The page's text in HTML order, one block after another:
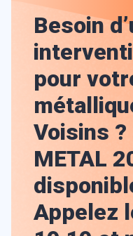
Besoin
pour
Voisins ?
METAL
Appelez